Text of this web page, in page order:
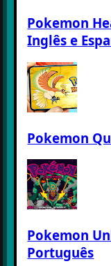
Pokemon
Inglês e
Pokemon
Pokemon
Português